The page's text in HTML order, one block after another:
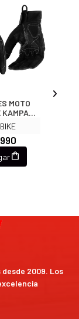
MOTO
KAMPAK
NG
2009. Los